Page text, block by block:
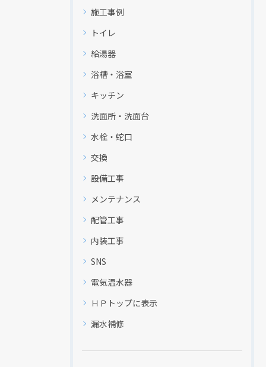
施工事例
トイレ
給湯器
浴槽・浴室
キッチン
洗面所・洗面台
水栓・蛇口
交換
設備工事
メンテナンス
配管工事
内装工事
SNS
電気温水器
ＨＰトップに表示
漏水補修